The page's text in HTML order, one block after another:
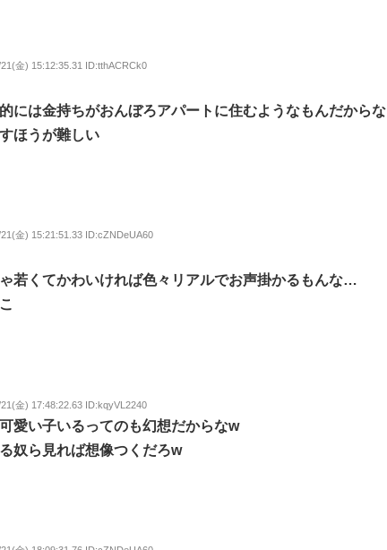
金) 15:12:35.31 ID:tthACRCk0
には金持ちがおんぼろアパートに住むようなもんだからな
ほうが難しい
金) 15:21:51.33 ID:cZNDeUA60
若くてかわいければ色々リアルでお声掛かるもんな…
金) 17:48:22.63 ID:kqyVL2240
愛い子いるってのも幻想だからなw
奴ら見れば想像つくだろw